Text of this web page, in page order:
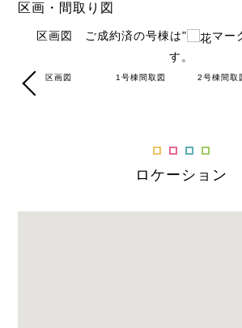
区画・間取り図
区画図 ご成約済の号棟は"
マー
す。
区画図 1号棟間取図 2号棟間取
ロケーション